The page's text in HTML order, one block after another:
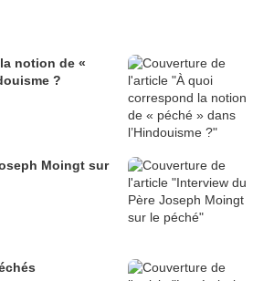
notion de «
?
Moingt sur